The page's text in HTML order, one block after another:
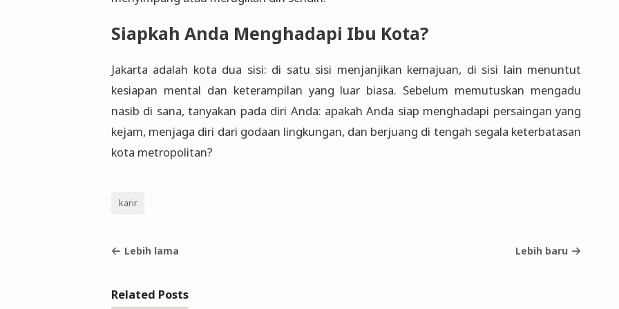
Siapkah Anda Menghadapi Ibu Kota?
Jakarta adalah kota dua sisi: di satu sisi menjanjikan kemajuan, di sisi lain menuntut
kesiapan mental dan keterampilan yang luar biasa. Sebelum memutuskan mengadu
nasib di sana, tanyakan pada diri Anda: apakah Anda siap menghadapi persaingan yang
kejam, menjaga diri dari godaan lingkungan, dan berjuang di tengah segala keterbatasan
kota metropolitan?
karir
Lebih lama Lebih baru
Related Posts